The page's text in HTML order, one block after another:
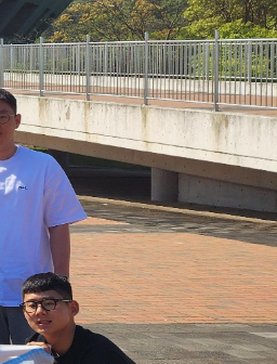
공지사항
문의하기